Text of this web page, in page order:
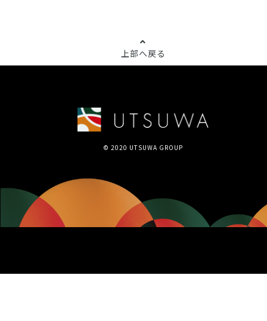
上部へ戻る
© 2020 UTSUWA GROUP